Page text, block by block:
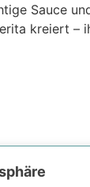
Sauce
kreiert –